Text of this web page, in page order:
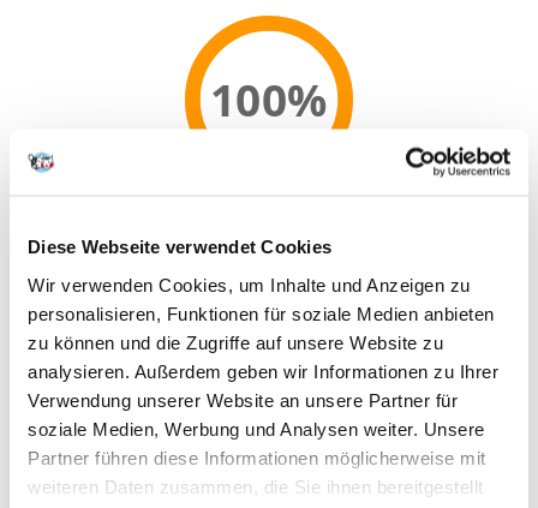
Diese Webseite verwendet Cookies
Wir verwenden Cookies, um Inhalte und Anzeigen zu
personalisieren, Funktionen für soziale Medien anbieten
zu können und die Zugriffe auf unsere Website zu
analysieren. Außerdem geben wir Informationen zu Ihrer
Verwendung unserer Website an unsere Partner für
soziale Medien, Werbung und Analysen weiter. Unsere
Partner führen diese Informationen möglicherweise mit
weiteren Daten zusammen, die Sie ihnen bereitgestellt
100%
Recommend
REZENSION VERFASSEN
Produktbeschreibung
TRIXIE Tau-Hantel Spielzeugfür Hund ist das perfekte Spielzeug für
Ihr kleines Haustier. Es besteht aus Baumwolle und Polyester höchster
Qualität und ist damit nicht nur langlebig, sondern auch sicher für die
Gesundheit Ihres Hundes. Dieses farbenfrohe und kuschelige Spielzeug
eignet sich hervorragend zum Apportieren, Kauen und für interaktive
Spiele. Durch die Dicke des Seils (1 cm) ist es sowohl für kleine als auch
für große Hunde geeignet.